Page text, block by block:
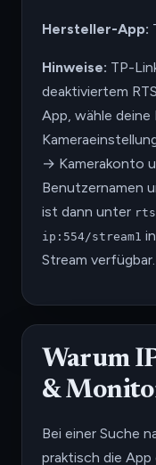
Hersteller-App:
Hinweise: TP-
deaktiviertem
App, wähle deine
→ Kamerakonto
Benutzernamen
ist dann unter
ip:554/stream1
Stream verfügbar.
Warum
&
Bei einer Suche
praktisch die App